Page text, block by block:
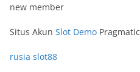
new member
Situs Akun Slot Demo
rusia slot88